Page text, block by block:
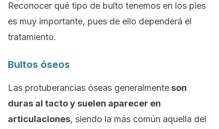
Reconocer qué tipo de bulto tenemos en los pies
es muy importante, pues de ello dependerá el
tratamiento.
Bultos óseos
Las protuberancias óseas generalmente son
duras al tacto y suelen aparecer en
articulaciones, siendo la más común aquella del